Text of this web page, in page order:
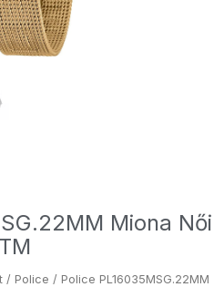
Miona Női
/ Police / Police PL16035MSG.22MM